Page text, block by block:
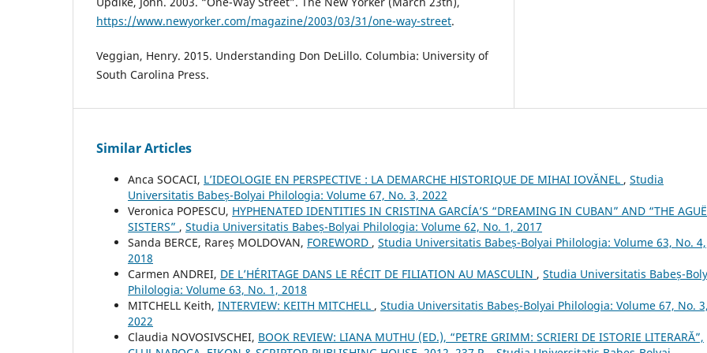
https://www.newyorker.com/magazine/2003/03/31/one-way-street.
Veggian, Henry. 2015. Understanding Don DeLillo. Columbia: University of
South Carolina Press.
Similar Articles
Anca SOCACI, L’IDEOLOGIE EN PERSPECTIVE : LA DEMARCHE HISTORIQUE DE MIHAI IOVĂNEL , Studia
Universitatis Babeș-Bolyai Philologia: Volume 67, No. 3, 2022
Veronica POPESCU, HYPHENATED IDENTITIES IN CRISTINA GARCÍA’S “DREAMING IN CUBAN” AND “THE
SISTERS” , Studia Universitatis Babeș-Bolyai Philologia: Volume 62, No. 1, 2017
Sanda BERCE, Rareș MOLDOVAN, FOREWORD , Studia Universitatis Babeș-Bolyai Philologia: Volume 63, No. 4,
2018
Carmen ANDREI, DE L’HÉRITAGE DANS LE RÉCIT DE FILIATION AU MASCULIN , Studia Universitatis Babeș-
Philologia: Volume 63, No. 1, 2018
MITCHELL Keith, INTERVIEW: KEITH MITCHELL , Studia Universitatis Babeș-Bolyai Philologia: Volume 67, No. 3,
2022
Claudia NOVOSIVSCHEI, BOOK REVIEW: LIANA MUTHU (ED.), “PETRE GRIMM: SCRIERI DE ISTORIE LITERARĂ”,